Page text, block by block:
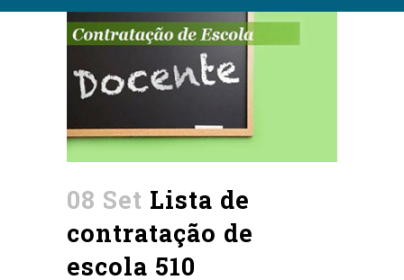
08 Set Lista de
contratação de
escola 510